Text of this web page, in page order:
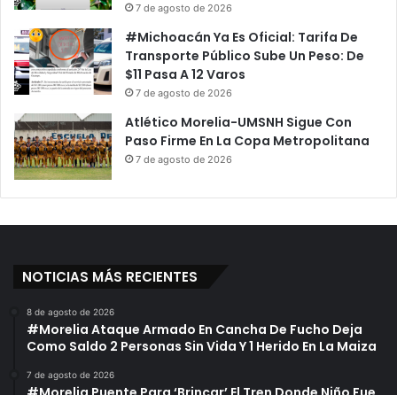
7 de agosto de 2026
#Michoacán Ya Es Oficial: Tarifa De
Transporte Público Sube Un Peso: De
$11 Pasa A 12 Varos
7 de agosto de 2026
Atlético Morelia-UMSNH Sigue Con
Paso Firme En La Copa Metropolitana
7 de agosto de 2026
NOTICIAS MÁS RECIENTES
8 de agosto de 2026
#Morelia Ataque Armado En Cancha De Fucho Deja
Como Saldo 2 Personas Sin Vida Y 1 Herido En La Maiza
7 de agosto de 2026